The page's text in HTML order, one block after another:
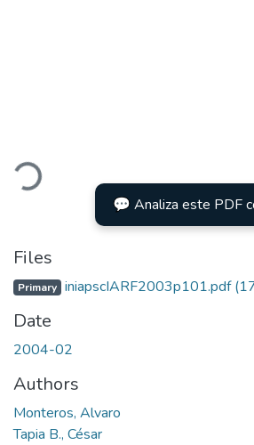
💬 Analiza este PDF
Files
Primary iniapscIARF2003p101.pdf
Date
2004-02
Authors
Monteros, Alvaro
Tapia B., César